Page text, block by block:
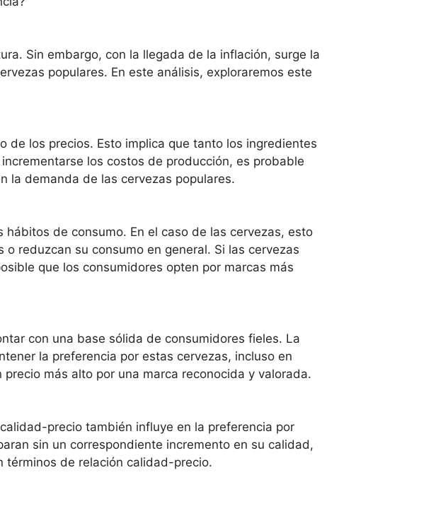
Sin embargo, con la llegada de la inflación, surge la
populares. En este análisis, exploraremos este
de los precios. Esto implica que tanto los ingredientes
los costos de producción, es probable
la demanda de las cervezas populares.
de consumo. En el caso de las cervezas, esto
reduzcan su consumo en general. Si las cervezas
que los consumidores opten por marcas más
con una base sólida de consumidores fieles. La
la preferencia por estas cervezas, incluso en
más alto por una marca reconocida y valorada.
precio también influye en la preferencia por
sin un correspondiente incremento en su calidad,
términos de relación calidad-precio.